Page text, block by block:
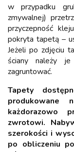
w przypadku
zmywalnej)
przyczepność
pokryta tapetą –
Jeżeli po zdjęciu
ściany należy
zagruntować.
Tapety
produkowane
każdorazowo
zwrotowi.
szerokości i
po obliczeniu